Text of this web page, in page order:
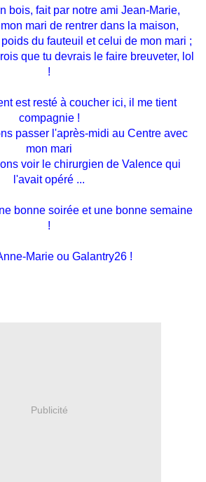
bois, fait par notre ami Jean-Marie,
mari de rentrer dans la maison,
du fauteuil et celui de mon mari ;
que tu devrais le faire breuveter, lol
!
est resté à coucher ici, il me tient
compagnie !
passer l'après-midi au Centre avec
mon mari
voir le chirurgien de Valence qui
l'avait opéré ...
bonne soirée et une bonne semaine
!
Marie ou Galantry26 !
Publicité